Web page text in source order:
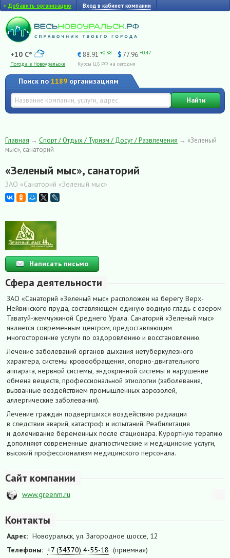
+ Добавить организацию Вход в кабинет компании
+10 C°
Погода в Новоуральске
€ 88.91 +0.38 $ 77.96 +0.47
Курсы ЦБ РФ на сегодня
Поиск по 1189 организациям
Найти
Главная → Спорт / Отдых / Туризм / Досуг / Развлечения → «Зеленый
мыс», санаторий
«Зеленый мыс», санаторий
ЗАО «Санаторий «Зеленый мыс»
Написать письмо
Сфера деятельности
ЗАО «Санаторий «Зеленый мыс» расположен на берегу Верх-
Нейвинского пруда, составляющем единую водную гладь с озером
Таватуй-жемчужиной Среднего Урала. Санаторий «Зеленый мыс»
является современным центром, предоставляющим
многосторонние услуги по оздоровлению и восстановлению.
Лечение заболеваний органов дыхания нетуберкулезного
характера, системы кровообращения, опорно-двигательного
аппарата, нервной системы, эндокринной системы и нарушение
обмена веществ, профессиональной этиологии (заболевания,
вызванные воздействием промышленных аэрозолей,
аллергические заболевания).
Лечение граждан подвергшихся воздействию радиации
в следствии аварий, катастроф и испытаний. Реабилитация
и долечивание беременных после стационара. Курортную терапию
дополняют современные диагностические и медицинские услуги,
высокий профессионализм медицинского персонала.
Сайт компании
www.greenm.ru
Контакты
Адрес: Новоуральск, ул. Загородное шоссе, 12
Телефоны: +7 (34370) 4-55-18 (приемная)